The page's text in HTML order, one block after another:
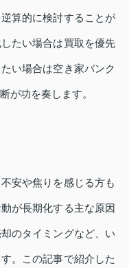
算的に検討することが
たい場合は買取を優先
い場合は空き家バンク
が功を奏します。
安や焦りを感じる方も
が長期化する主な原因
のタイミングなど、い
。この記事で紹介した